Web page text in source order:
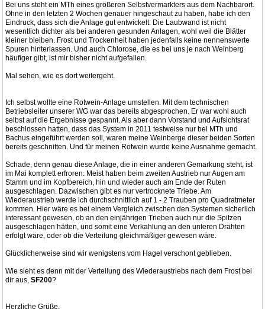
Bei uns steht ein MTh eines größeren Selbstvermarkters aus dem Nachbarort.
Ohne in den letzten 2 Wochen genauer hingeschaut zu haben, habe ich den
Eindruck, dass sich die Anlage gut entwickelt. Die Laubwand ist nicht
wesentlich dichter als bei anderen gesunden Anlagen, wohl weil die Blätter
kleiner bleiben. Frost und Trockenheit haben jedenfalls keine nennenswerte
Spuren hinterlassen. Und auch Chlorose, die es bei uns je nach Weinberg
häufiger gibt, ist mir bisher nicht aufgefallen.
Mal sehen, wie es dort weitergeht.
Ich selbst wollte eine Rotwein-Anlage umstellen. Mit dem technischen
Betriebsleiter unserer WG war das bereits abgesprochen. Er war wohl auch
selbst auf die Ergebnisse gespannt. Als aber dann Vorstand und Aufsichtsrat
beschlossen hatten, dass das System in 2011 testweise nur bei MTh und
Bachus eingeführt werden soll, waren meine Weinberge dieser beiden Sorten
bereits geschnitten. Und für meinen Rotwein wurde keine Ausnahme gemacht.
Schade, denn genau diese Anlage, die in einer anderen Gemarkung steht, ist
im Mai komplett erfroren. Meist haben beim zweiten Austrieb nur Augen am
Stamm und im Kopfbereich, hin und wieder auch am Ende der Ruten
ausgeschlagen. Dazwischen gibt es nur vertrocknete Triebe. Am
Wiederaustrieb werde ich durchschnittlich auf 1 - 2 Trauben pro Quadratmeter
kommen. Hier wäre es bei einem Vergleich zwischen den Systemen sicherlich
interessant gewesen, ob an den einjährigen Trieben auch nur die Spitzen
ausgeschlagen hätten, und somit eine Verkahlung an den unteren Drähten
erfolgt wäre, oder ob die Verteilung gleichmäßiger gewesen wäre.
Glücklicherweise sind wir wenigstens vom Hagel verschont geblieben.
Wie sieht es denn mit der Verteilung des Wiederaustriebs nach dem Frost bei
dir aus, SF200?
Herzliche Grüße,